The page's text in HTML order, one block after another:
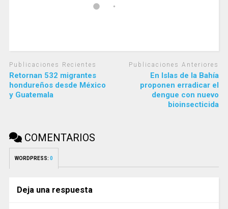
Publicaciones Recientes
Retornan 532 migrantes
hondureños desde México
y Guatemala
Publicaciones Anteriores
En Islas de la Bahía
proponen erradicar el
dengue con nuevo
bioinsecticida
COMENTARIOS
WORDPRESS: 0
Deja una respuesta